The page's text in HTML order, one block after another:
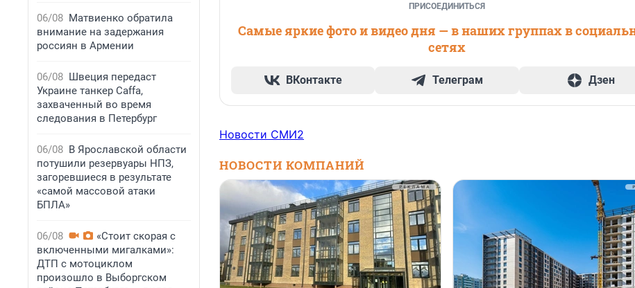
06/08 Матвиенко обратила
внимание на задержания
россиян в Армении
06/08 Швеция передаст
Украине танкер Caffa,
захваченный во время
следования в Петербург
06/08 В Ярославской области
потушили резервуары НПЗ,
загоревшиеся в результате
«самой массовой атаки
БПЛА»
06/08
«Стоит скорая с
включенными мигалками»:
ДТП с мотоциклом
произошло в Выборгском
ПРИСОЕДИНИТЬСЯ
Самые яркие фото и видео дня — в наших группах в
сетях
ВКонтакте Телеграм Дзен
Новости СМИ2
НОВОСТИ КОМПАНИЙ